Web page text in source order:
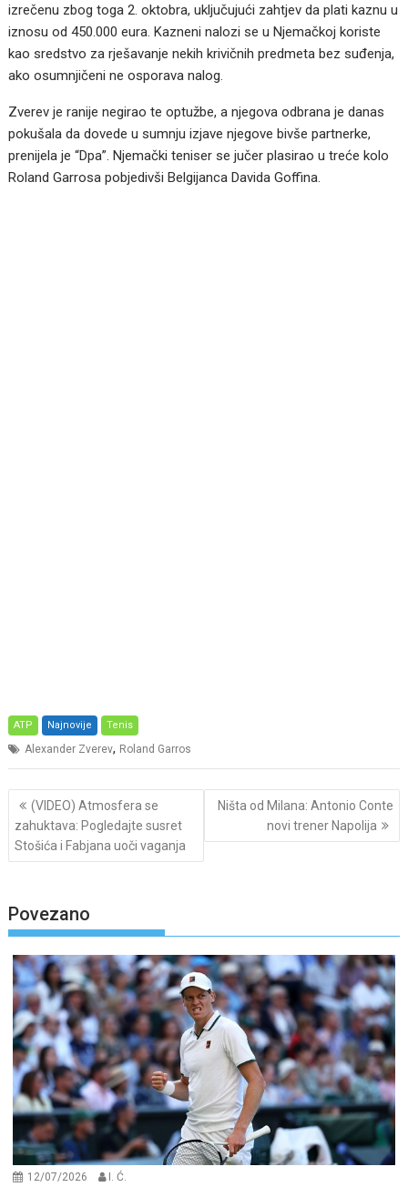
izrečenu zbog toga 2. oktobra, uključujući zahtjev da plati kaznu u
iznosu od 450.000 eura. Kazneni nalozi se u Njemačkoj koriste
kao sredstvo za rješavanje nekih krivičnih predmeta bez suđenja,
ako osumnjičeni ne osporava nalog.
Zverev je ranije negirao te optužbe, a njegova odbrana je danas
pokušala da dovede u sumnju izjave njegove bivše partnerke,
prenijela je “Dpa”. Njemački teniser se jučer plasirao u treće kolo
Roland Garrosa pobjedivši Belgijanca Davida Goffina.
ATP Najnovije Tenis
Alexander Zverev, Roland Garros
Post
navigation
(VIDEO) Atmosfera se
zahuktava: Pogledajte susret
Stošića i Fabjana uoči vaganja
Ništa od Milana: Antonio Conte
novi trener Napolija
Povezano
12/07/2026 I. Ć.